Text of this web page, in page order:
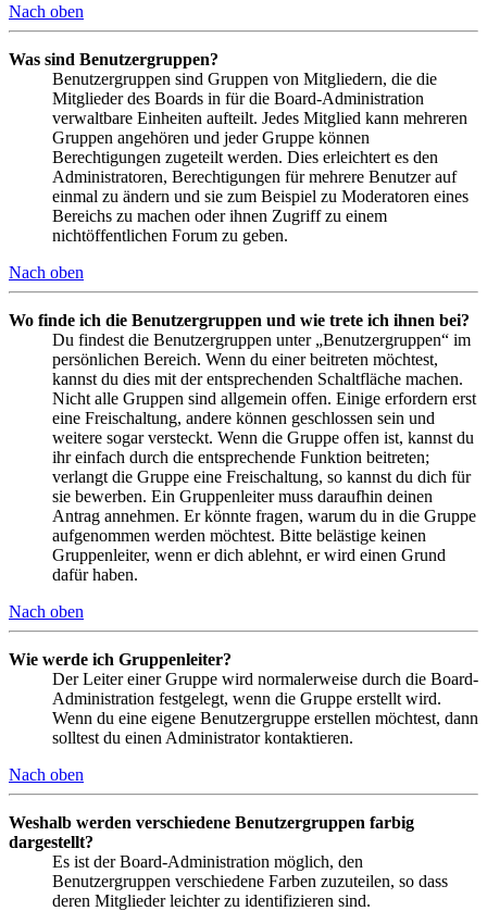
Nach oben
Was sind Benutzergruppen?
Benutzergruppen sind Gruppen von Mitgliedern, die die
Mitglieder des Boards in für die Board-Administration
verwaltbare Einheiten aufteilt. Jedes Mitglied kann mehreren
Gruppen angehören und jeder Gruppe können
Berechtigungen zugeteilt werden. Dies erleichtert es den
Administratoren, Berechtigungen für mehrere Benutzer auf
einmal zu ändern und sie zum Beispiel zu Moderatoren eines
Bereichs zu machen oder ihnen Zugriff zu einem
nichtöffentlichen Forum zu geben.
Nach oben
Wo finde ich die Benutzergruppen und wie trete ich ihnen bei?
Du findest die Benutzergruppen unter „Benutzergruppen“ im
persönlichen Bereich. Wenn du einer beitreten möchtest,
kannst du dies mit der entsprechenden Schaltfläche machen.
Nicht alle Gruppen sind allgemein offen. Einige erfordern erst
eine Freischaltung, andere können geschlossen sein und
weitere sogar versteckt. Wenn die Gruppe offen ist, kannst du
ihr einfach durch die entsprechende Funktion beitreten;
verlangt die Gruppe eine Freischaltung, so kannst du dich für
sie bewerben. Ein Gruppenleiter muss daraufhin deinen
Antrag annehmen. Er könnte fragen, warum du in die Gruppe
aufgenommen werden möchtest. Bitte belästige keinen
Gruppenleiter, wenn er dich ablehnt, er wird einen Grund
dafür haben.
Nach oben
Wie werde ich Gruppenleiter?
Der Leiter einer Gruppe wird normalerweise durch die Board-
Administration festgelegt, wenn die Gruppe erstellt wird.
Wenn du eine eigene Benutzergruppe erstellen möchtest, dann
solltest du einen Administrator kontaktieren.
Nach oben
Weshalb werden verschiedene Benutzergruppen farbig
dargestellt?
Es ist der Board-Administration möglich, den
Benutzergruppen verschiedene Farben zuzuteilen, so dass
deren Mitglieder leichter zu identifizieren sind.